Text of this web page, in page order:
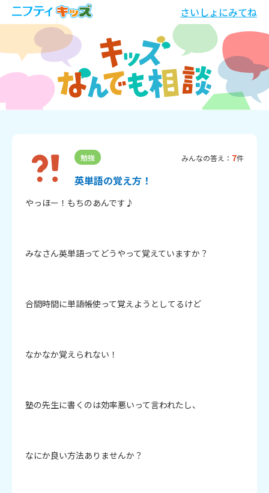
さいしょにみてね
勉強 みんなの答え： 7件
英単語の覚え方！
やっほー！もちのあんです♪
みなさん英単語ってどうやって覚えていますか？
合間時間に単語帳使って覚えようとしてるけど
なかなか覚えられない！
塾の先生に書くのは効率悪いって言われたし、
なにか良い方法ありませんか？